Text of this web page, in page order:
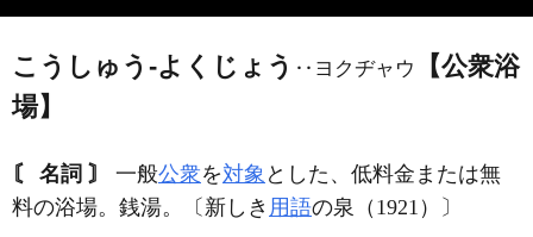
こうしゅう‐よくじょう ‥ヨクヂャウ
【公衆浴
場】
〘 名詞 〙 一般公衆を対象 とした、低料金または無
料の浴場。銭湯。〔新しき 用語の泉（1921）〕